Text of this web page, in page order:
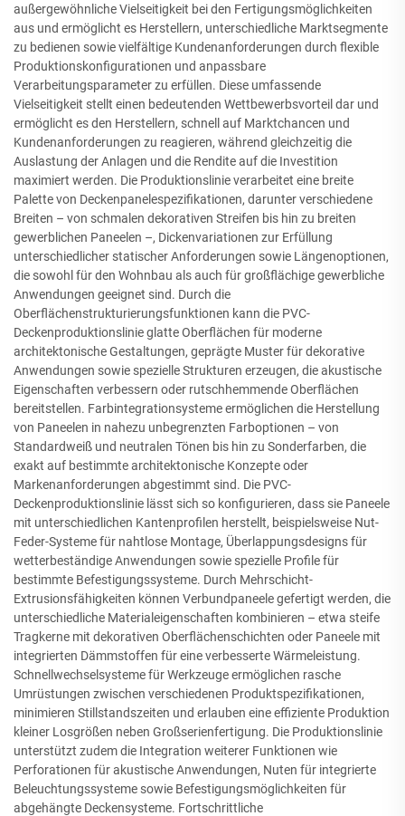
außergewöhnliche Vielseitigkeit bei den Fertigungsmöglichkeiten
aus und ermöglicht es Herstellern, unterschiedliche Marktsegmente
zu bedienen sowie vielfältige Kundenanforderungen durch flexible
Produktionskonfigurationen und anpassbare
Verarbeitungsparameter zu erfüllen. Diese umfassende
Vielseitigkeit stellt einen bedeutenden Wettbewerbsvorteil dar und
ermöglicht es den Herstellern, schnell auf Marktchancen und
Kundenanforderungen zu reagieren, während gleichzeitig die
Auslastung der Anlagen und die Rendite auf die Investition
maximiert werden. Die Produktionslinie verarbeitet eine breite
Palette von Deckenpanelespezifikationen, darunter verschiedene
Breiten – von schmalen dekorativen Streifen bis hin zu breiten
gewerblichen Paneelen –, Dickenvariationen zur Erfüllung
unterschiedlicher statischer Anforderungen sowie Längenoptionen,
die sowohl für den Wohnbau als auch für großflächige gewerbliche
Anwendungen geeignet sind. Durch die
Oberflächenstrukturierungsfunktionen kann die PVC-
Deckenproduktionslinie glatte Oberflächen für moderne
architektonische Gestaltungen, geprägte Muster für dekorative
Anwendungen sowie spezielle Strukturen erzeugen, die akustische
Eigenschaften verbessern oder rutschhemmende Oberflächen
bereitstellen. Farbintegrationsysteme ermöglichen die Herstellung
von Paneelen in nahezu unbegrenzten Farboptionen – von
Standardweiß und neutralen Tönen bis hin zu Sonderfarben, die
exakt auf bestimmte architektonische Konzepte oder
Markenanforderungen abgestimmt sind. Die PVC-
Deckenproduktionslinie lässt sich so konfigurieren, dass sie Paneele
mit unterschiedlichen Kantenprofilen herstellt, beispielsweise Nut-
Feder-Systeme für nahtlose Montage, Überlappungsdesigns für
wetterbeständige Anwendungen sowie spezielle Profile für
bestimmte Befestigungssysteme. Durch Mehrschicht-
Extrusionsfähigkeiten können Verbundpaneele gefertigt werden, die
unterschiedliche Materialeigenschaften kombinieren – etwa steife
Tragkerne mit dekorativen Oberflächenschichten oder Paneele mit
integrierten Dämmstoffen für eine verbesserte Wärmeleistung.
Schnellwechselsysteme für Werkzeuge ermöglichen rasche
Umrüstungen zwischen verschiedenen Produktspezifikationen,
minimieren Stillstandszeiten und erlauben eine effiziente Produktion
kleiner Losgrößen neben Großserienfertigung. Die Produktionslinie
unterstützt zudem die Integration weiterer Funktionen wie
Perforationen für akustische Anwendungen, Nuten für integrierte
Beleuchtungssysteme sowie Befestigungsmöglichkeiten für
abgehängte Deckensysteme. Fortschrittliche